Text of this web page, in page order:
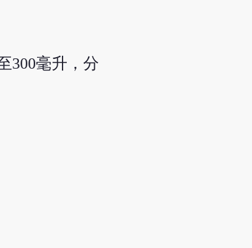
300毫升，分